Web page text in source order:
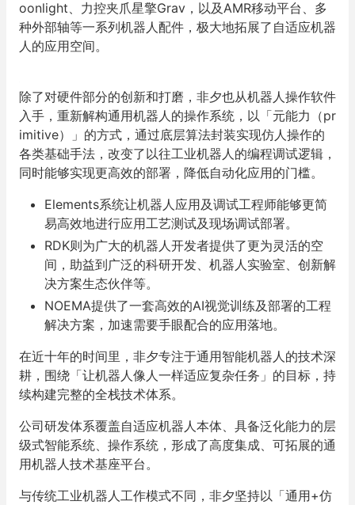
oonlight、力控夹爪星擎Grav，以及AMR移动平台、多
种外部轴等一系列机器人配件，极大地拓展了自适应机器
人的应用空间。
除了对硬件部分的创新和打磨，非夕也从机器人操作软件
入手，重新解构通用机器人的操作系统，以「元能力（pr
imitive）」的方式，通过底层算法封装实现仿人操作的
各类基础手法，改变了以往工业机器人的编程调试逻辑，
同时能够实现更高效的部署，降低自动化应用的门槛。
Elements系统让机器人应用及调试工程师能够更简
易高效地进行应用工艺测试及现场调试部署。
RDK则为广大的机器人开发者提供了更为灵活的空
间，助益到广泛的科研开发、机器人实验室、创新解
决方案生态伙伴等。
NOEMA提供了一套高效的AI视觉训练及部署的工程
解决方案，加速需要手眼配合的应用落地。
在近十年的时间里，非夕专注于通用智能机器人的技术深
耕，围绕「让机器人像人一样适应复杂任务」的目标，持
续构建完整的全栈技术体系。
公司研发体系覆盖自适应机器人本体、具备泛化能力的层
级式智能系统、操作系统，形成了高度集成、可拓展的通
用机器人技术基座平台。
与传统工业机器人工作模式不同，非夕坚持以「通用+仿